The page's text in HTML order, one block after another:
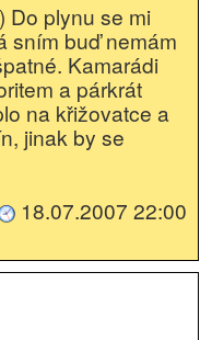
Do plynu se mi
sním buď nemám
Kamarádi
a párkrát
na křižovatce a
jinak by se
18.07.2007 22:00